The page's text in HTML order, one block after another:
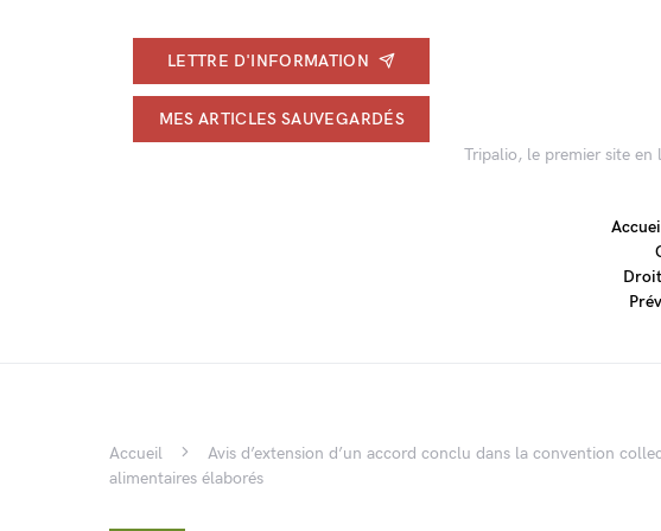
LETTRE D'INFORMATION
MES ARTICLES SAUVEGARDÉS
Tripalio, le premier site
Accueil
Avis d’extension d’un accord conclu dans la convention
alimentaires élaborés